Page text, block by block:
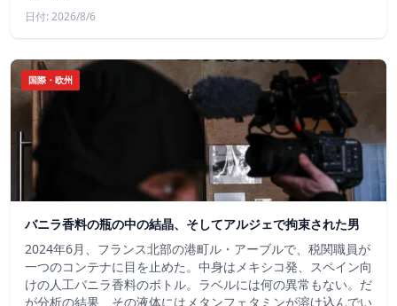
日付: 2026/8/6
国際・欧州
バニラ香料の瓶の中の結晶、そしてアルジェで拘束された男
2024年6月、フランス北部の港町ル・アーブルで、税関職員が
一つのコンテナに目を止めた。中身はメキシコ発、スペイン向
けの人工バニラ香料のボトル。ラベルには何の異常もない。だ
が分析の結果、その液体にはメタンフェタミンが溶け込んでい